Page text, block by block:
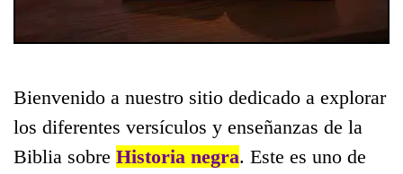
Bienvenido a nuestro sitio dedicado a explorar
los diferentes versículos y enseñanzas de la
Biblia sobre Historia negra. Este es uno de